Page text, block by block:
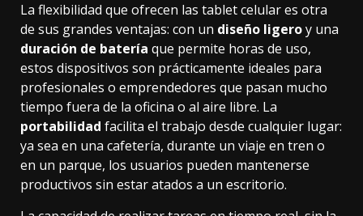
La flexibilidad que ofrecen las tablet celulares otra
de sus grandes ventajas: con un diseño ligeroy una
duración de batería que permite horas de uso,
estos dispositivos son prácticamente ideales para
profesionales o emprendedores que pasan mucho
tiempo fuera de la oficina o al aire libre. La
portabilidad facilita el trabajo desde cualquier lugar:
ya sea en una cafetería, durante un viaje en tren o
en un parque, los usuarios pueden mantenerse
productivos sin estar atados a un escritorio.